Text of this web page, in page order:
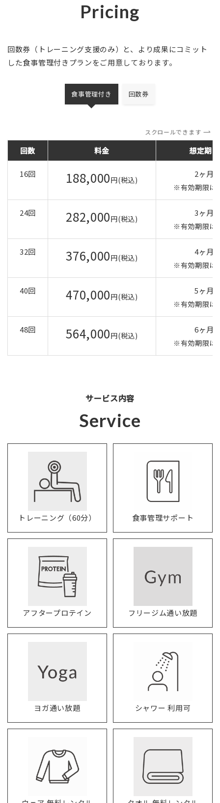
Pricing
回数券（トレーニング支援のみ）と、より成果にコミット
した食事管理付きプランをご用意しております。
食事管理付き 回数券
スクロールできます
回数 料金 想定期間
16回 188,000円(税込)
2ヶ月
※有効期限は
24回 282,000円(税込)
3ヶ月
※有効期限は
32回 376,000円(税込)
4ヶ月
※有効期限は
40回 470,000円(税込)
5ヶ月
※有効期限は
48回 564,000円(税込)
6ヶ月
※有効期限は
サービス内容
Service
トレーニング（60分） 食事管理サポート
アフタープロテイン フリージム通い放題
ヨガ通い放題 シャワー 利用可